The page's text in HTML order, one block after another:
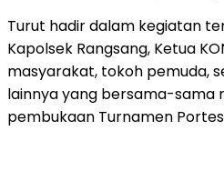
Turut hadir dalam kegiatan
Kapolsek Rangsang, Ketua
masyarakat, tokoh pemuda,
lainnya yang bersama-sama
pembukaan Turnamen